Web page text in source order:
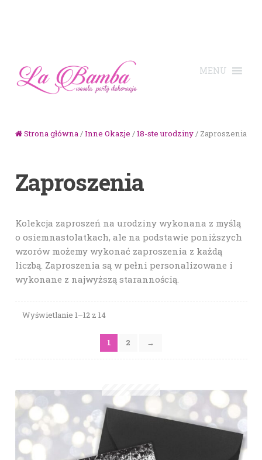
Strona główna/Inne Okazje /18-ste urodziny/ Zaproszenia
Zaproszenia
Kolekcja zaproszeń na urodziny wykonana z myślą
o osiemnastolatkach, ale na podstawie poniższych
wzorów możemy wykonać zaproszenia z każdą
liczbą. Zaproszenia są w pełni personalizowane i
wykonane z najwyższą starannością.
Wyświetlanie 1–12 z 14
1 2 →